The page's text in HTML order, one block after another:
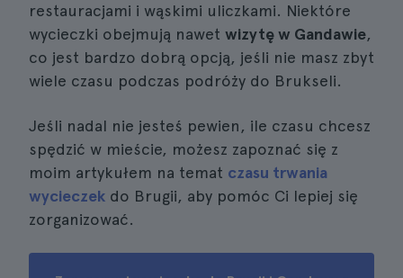
restauracjami i wąskimi uliczkami. Niektóre
wycieczki obejmują nawet wizytę w Gandawie,
co jest bardzo dobrą opcją, jeśli nie masz zbyt
wiele czasu podczas podróży do Brukseli.
Jeśli nadal nie jesteś pewien, ile czasu chcesz
spędzić w mieście, możesz zapoznać się z
moim artykułem na temat czasu trwania
wycieczek do Brugii, aby pomóc Ci lepiej się
zorganizować.